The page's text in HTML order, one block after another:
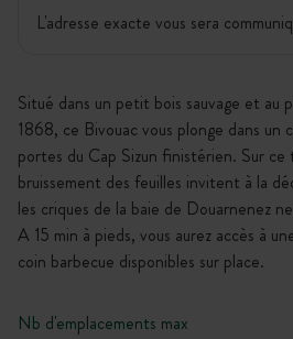
L'adresse exacte vous sera
Situé dans un petit bois sauvage et
1868, ce Bivouac vous plonge dans
portes du Cap Sizun finistérien. Sur
bruissement des feuilles invitent à la
les criques de la baie de Douarnenez
A 15 min à pieds, vous aurez accès à
coin barbecue disponibles sur place.
Nb d'emplacements max